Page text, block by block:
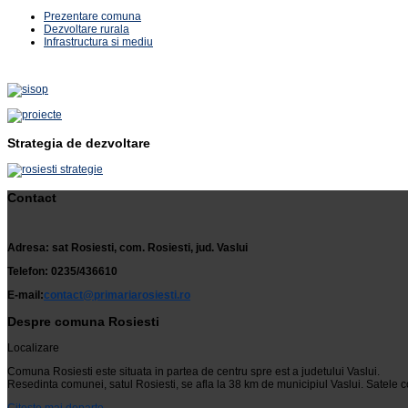
Prezentare comuna
Dezvoltare rurala
Infrastructura si mediu
Strategia de dezvoltare
Contact
Adresa: sat Rosiesti, com. Rosiesti, jud. Vaslui
Telefon: 0235/436610
E-mail:contact@primariarosiesti.ro
Despre comuna Rosiesti
Localizare
Comuna Rosiesti este situata in partea de centru spre est a judetului Vaslui.
Resedinta comunei, satul Rosiesti, se afla la 38 km de municipiul Vaslui.